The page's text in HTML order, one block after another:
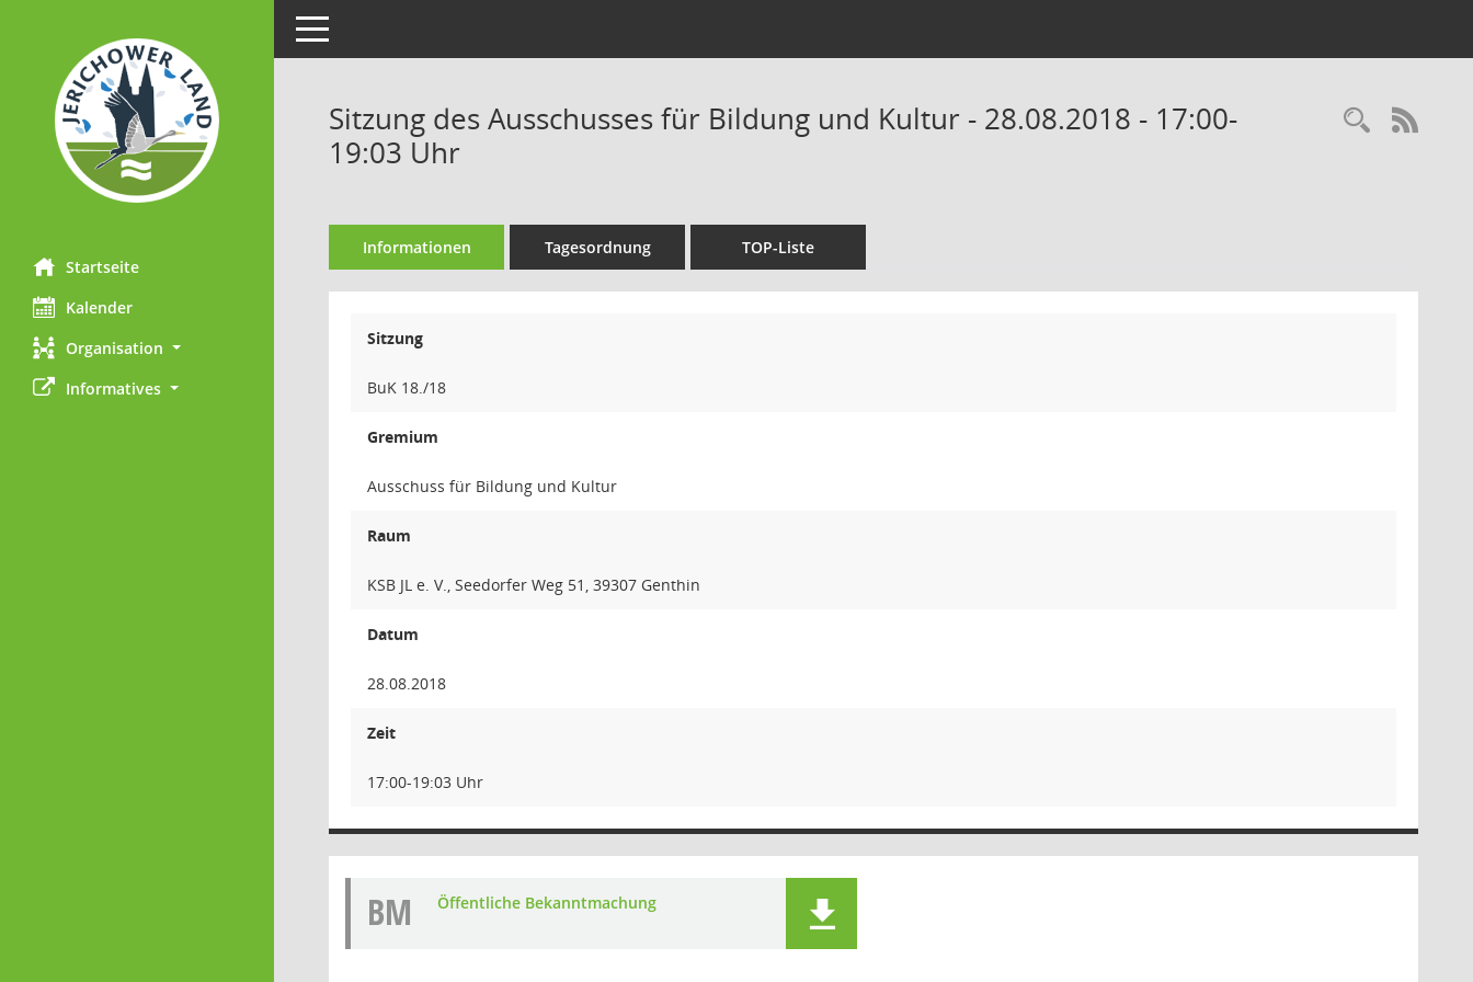
Startseite
Kalender
Organisation
Informatives
Toggle navigation
Sitzung des Ausschusses für Bildung und Kultur - 28.08.2018 - 17:00-
19:03 Uhr
Informationen Tagesordnung TOP-Liste
Sitzung
BuK 18./18
Gremium
Ausschuss für Bildung und Kultur
Raum
KSB JL e. V., Seedorfer Weg 51, 39307 Genthin
Datum
28.08.2018
Zeit
17:00-19:03 Uhr
BM Öffentliche Bekanntmachung